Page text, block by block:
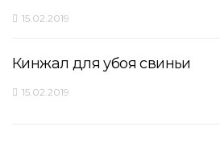
15.02.2019
Кинжал для убоя свиньи
15.02.2019